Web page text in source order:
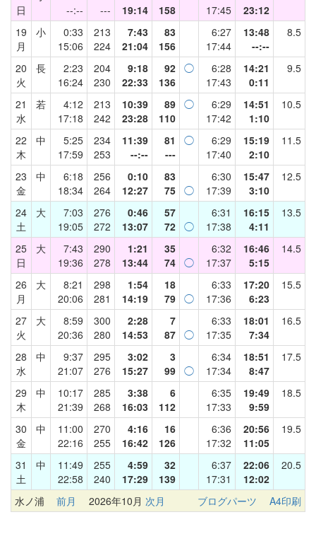
日
--:--
---
19:14
158
17:45
23:12
19
月
小
0:33
15:06
213
224
7:43
21:04
83
156
6:27
17:44
13:48
--:--
8.5
20
火
長
2:23
16:24
204
230
9:18
22:33
92
136
◯
6:28
17:43
14:21
0:11
9.5
21
水
若
4:12
17:18
213
242
10:39
23:28
89
110
◯
6:29
17:42
14:51
1:10
10.5
22
木
中
5:25
17:59
234
253
11:39
--:--
81
---
◯
6:29
17:40
15:19
2:10
11.5
23
金
中
6:18
18:34
256
264
0:10
12:27
83
75 ◯
6:30
17:39
15:47
3:10
12.5
24
土
大
7:03
19:05
276
272
0:46
13:07
57
72 ◯
6:31
17:38
16:15
4:11
13.5
25
日
大
7:43
19:36
290
278
1:21
13:44
35
74 ◯
6:32
17:37
16:46
5:15
14.5
26
月
大
8:21
20:06
298
281
1:54
14:19
18
79 ◯
6:33
17:36
17:20
6:23
15.5
27
火
大
8:59
20:36
300
280
2:28
14:53
7
87 ◯
6:33
17:35
18:01
7:34
16.5
28
水
中
9:37
21:07
295
276
3:02
15:27
3
99 ◯
6:34
17:34
18:51
8:47
17.5
29
木
中
10:17
21:39
285
268
3:38
16:03
6
112
6:35
17:33
19:49
9:59
18.5
30
金
中
11:00
22:16
270
255
4:16
16:42
16
126
6:36
17:32
20:56
11:05
19.5
31
土
中
11:49
22:58
255
240
4:59
17:29
32
139
6:37
17:31
22:06
12:02
20.5
水ノ浦 前月 2026年10月 次月 ブログパーツ A4印刷